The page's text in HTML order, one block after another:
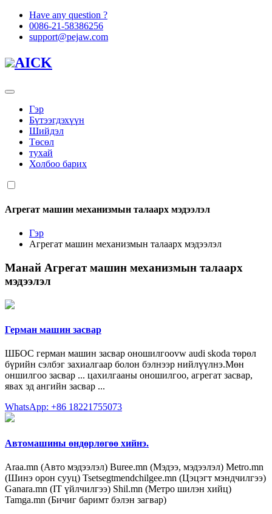
Have any question ?
0086-21-58386256
support@pejaw.com
AICK
Гэр
Бүтээгдэхүүн
Шийдэл
Төсөл
тухай
Холбоо барих
Агрегат машин механизмын талаарх мэдээлэл
Гэр
Агрегат машин механизмын талаарх мэдээлэл
Манай Агрегат машин механизмын талаарх
мэдээлэл
Герман машин засвар
ШБОС герман машин засвар оношилгооvw audi skoda төрөл
бүрийн сэлбэг захиалгаар болон бэлнээр нийлүүлнэ.Мөн
оншилгоо засвар ... цахилгааны оношилгоо, агрегат засвар,
явах эд ангийн засвар ...
WhatsApp: +86 18221755073
Автомашины өндөрлөгөө хийнэ.
Araa.mn (Авто мэдээлэл) Buree.mn (Мэдээ, мэдээлэл) Metro.mn
(Шинэ орон сууц) Tsetsegtmendchilgee.mn (Цэцэгт мэндчилгээ)
Ganara.mn (IT үйлчилгээ) Shil.mn (Метро шилэн хийц)
Tamga.mn (Бичиг баримт бэлэн загвар)